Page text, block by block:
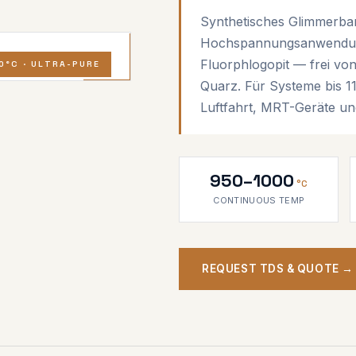
· ULTRA-PURE
Synthetisches
Fluorphlogopit — frei
Quarz. Für Systeme bis
Luftfahrt, MRT-Geräte
950–1000 °C
CONTINUOUS TEMP
REQUEST TDS & QUOTE →